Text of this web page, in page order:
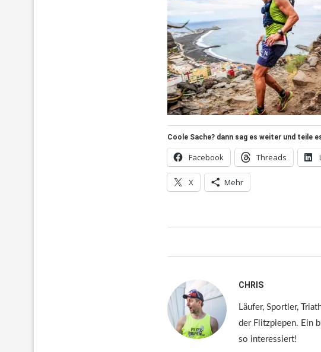
Coole Sache? dann sag es weiter und teile
Facebook Threads
X Mehr
CHRIS
Läufer, Sportler,
der Flitzpiepen. Ein
so interessiert!